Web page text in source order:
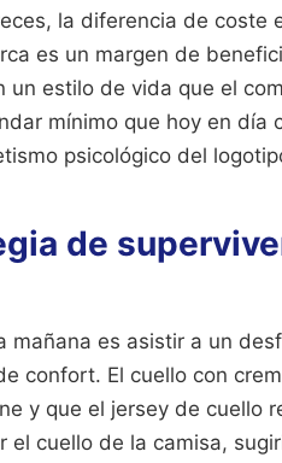
la diferencia de coste
es un margen de
estilo de vida que el
mínimo que hoy en día
psicológico del
de
es asistir a un
confort. El cuello con
y que el jersey de cuello
cuello de la camisa,